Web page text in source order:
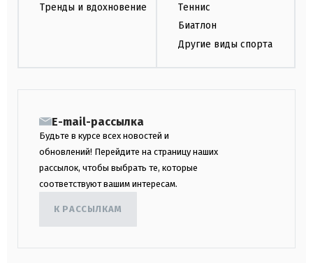
Тренды и вдохновение
Теннис
Биатлон
Другие виды спорта
E-mail-рассылка
Будьте в курсе всех новостей и
обновлений! Перейдите на страницу наших
рассылок, чтобы выбрать те, которые
соответствуют вашим интересам.
К РАССЫЛКАМ